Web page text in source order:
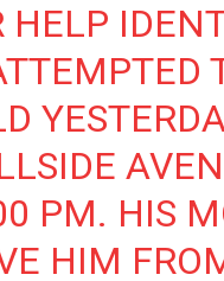
HELP
PM. HIS
HIM